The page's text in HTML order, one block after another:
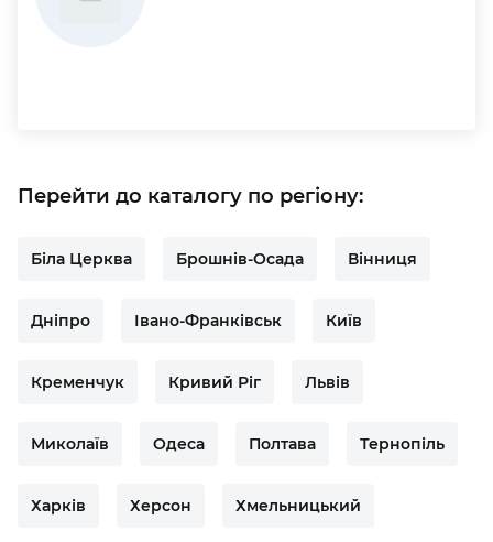
Перейти до каталогу по регіону:
Біла Церква Брошнів-Осада Вінниця
Дніпро Івано-Франківськ Київ
Кременчук Кривий Ріг Львів
Миколаїв Одеса Полтава Тернопіль
Харків Херсон Хмельницький